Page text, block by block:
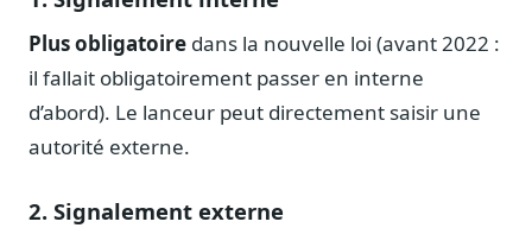
Lexique parlementaire
1027 termes expliqués
Glossaire affaires publiques
Lexique par thème métier
Plus obligatoire dans la nouvelle loi (avant 2022 :
il fallait obligatoirement passer en interne
d’abord). Le lanceur peut directement saisir une
autorité externe.
2. Signalement externe